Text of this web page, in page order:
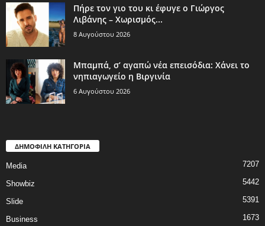
Πήρε τον γιο του κι έφυγε ο Γιώργος
Λιβάνης – Χωρισμός...
8 Αυγούστου 2026
Μπαμπά, σ’ αγαπώ νέα επεισόδια: Χάνει το
νηπιαγωγείο η Βιργινία
6 Αυγούστου 2026
ΔΗΜΟΦΙΛΗ ΚΑΤΗΓΟΡΙΑ
Media 7207
Showbiz 5442
Slide 5391
Business 1673